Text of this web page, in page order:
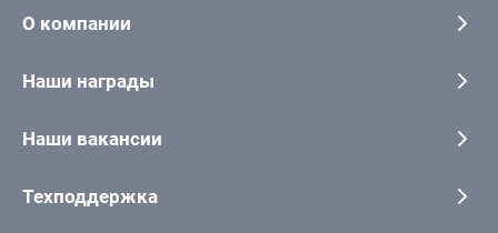
О компании
Наши награды
Наши вакансии
Техподдержка